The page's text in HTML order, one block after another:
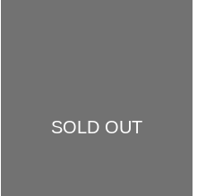
SOLD OUT